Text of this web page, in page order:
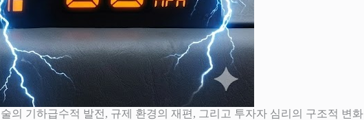
의 기하급수적 발전, 규제 환경의 재편, 그리고 투자자 심리의 구조적 변화